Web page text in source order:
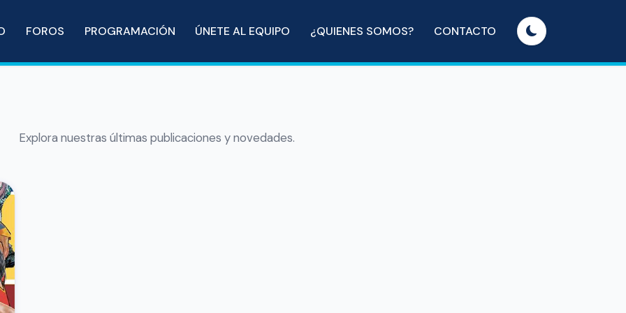
FOROS PROGRAMACIÓN ÚNETE AL EQUIPO ¿QUIENES SOMOS? CONTACTO
Explora nuestras últimas publicaciones y novedades.